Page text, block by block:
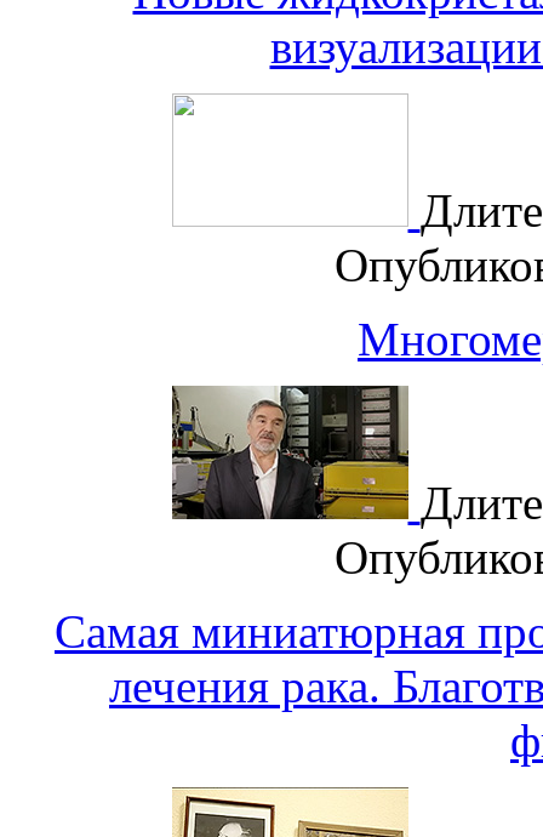
Самая миниатюрная
лечения рака.